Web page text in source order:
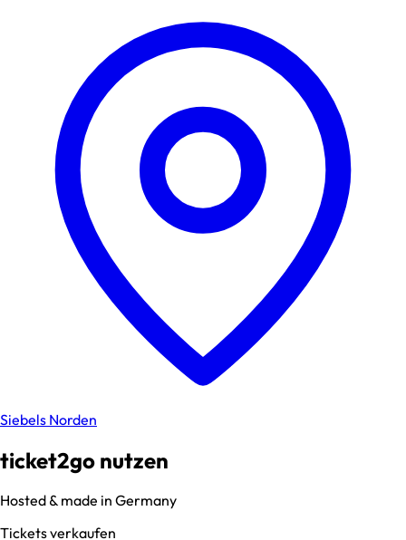
Siebels Norden
ticket2go nutzen
Hosted & made in Germany
Tickets verkaufen